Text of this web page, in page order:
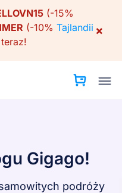
(-15%
(-10% Tajlandii ×
Gigago!
podróży